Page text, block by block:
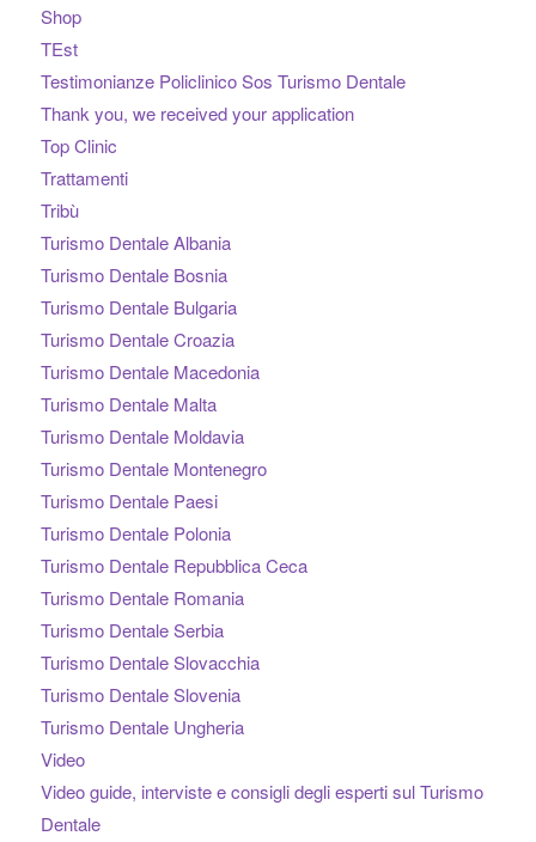
Shop
TEst
Testimonianze Policlinico Sos Turismo Dentale
Thank you, we received your application
Top Clinic
Trattamenti
Tribù
Turismo Dentale Albania
Turismo Dentale Bosnia
Turismo Dentale Bulgaria
Turismo Dentale Croazia
Turismo Dentale Macedonia
Turismo Dentale Malta
Turismo Dentale Moldavia
Turismo Dentale Montenegro
Turismo Dentale Paesi
Turismo Dentale Polonia
Turismo Dentale Repubblica Ceca
Turismo Dentale Romania
Turismo Dentale Serbia
Turismo Dentale Slovacchia
Turismo Dentale Slovenia
Turismo Dentale Ungheria
Video
Video guide, interviste e consigli degli esperti sul Turismo
Dentale